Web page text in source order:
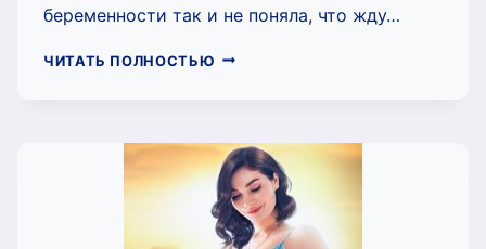
беременности так и не поняла, что жду…
ЧИТАТЬ ПОЛНОСТЬЮ БОСС,
(ЧАРЛИ
МААР)